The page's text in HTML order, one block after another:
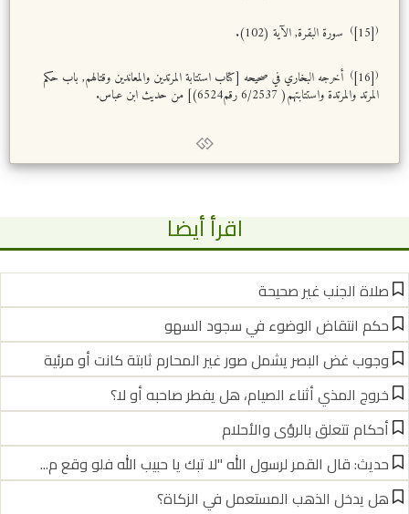
(
[15]
) سورة البقرة, الآية (102).
(
[16]
) أخرجه البخاري في صحيحه [كتاب استتابة المرتدين والمعاندين وقتالهم, باب حكم
المرتد والمرتدة واستتابتهم( 6/2537 رقم6524)] من حديث ابن عباس.
اقرأ أيضا
صلاة الجنب غير صحيحة
حكم انتقاض الوضوء في سجود السهو
وجوب غض البصر يشمل صور غير المحارم ثابتة كانت أو مرئية
خروج المذي أثناء الصيام، هل يفطر صاحبه أو لا؟
أحكام تتعلق بالرؤى والأحلام
حديث: قال القمر لرسول الله "لا تبك يا حبيب الله فلو وقع م...
هل يدخل الذهب المستعمل في الزكاة؟